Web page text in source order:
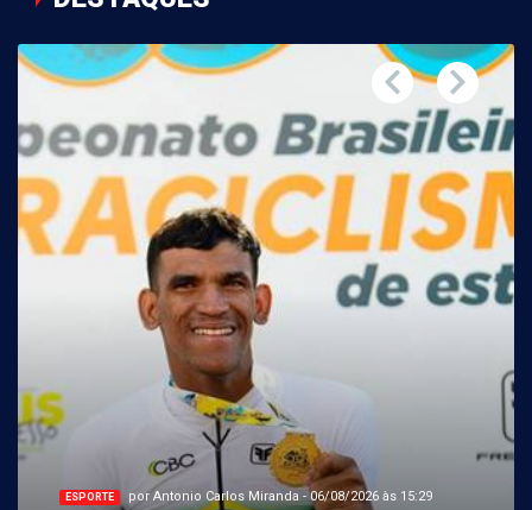
ESPORTE por Antonio Carlos Miranda - 06/08/2026 às 15:29